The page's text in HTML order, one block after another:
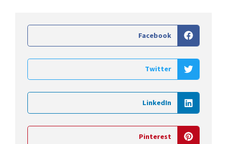
Facebook
Twitter
LinkedIn
Pinterest